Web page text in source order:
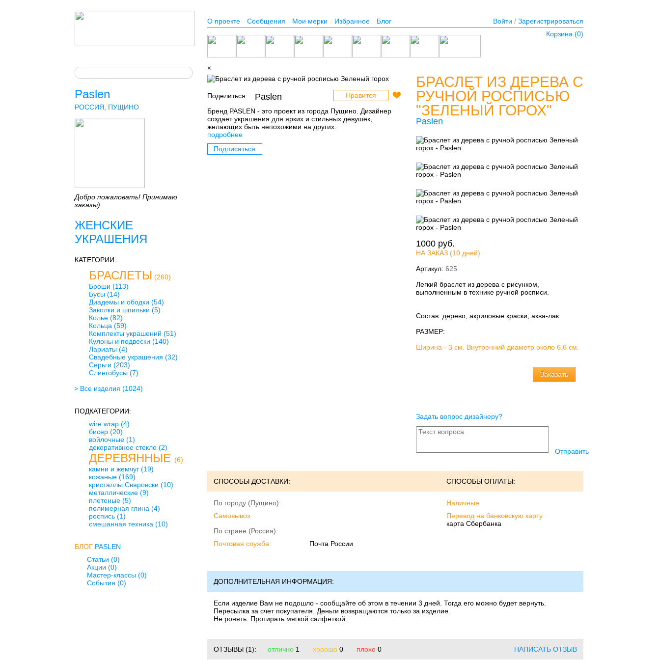
О проекте Сообщения Мои мерки Избранное Блог Войти / Зарегистрироваться
Корзина (0)
Paslen
РОССИЯ, ПУЩИНО
Добро пожаловать! Принимаю
заказы)
ЖЕНСКИЕ
УКРАШЕНИЯ
КАТЕГОРИИ:
БРАСЛЕТЫ (260)
Броши (113)
Бусы(14)
Диадемы и ободки (54)
Заколки и шпильки (5)
Колье(82)
Кольца (59)
Комплекты украшений (51)
Кулоны и подвески (140)
Лариаты(4)
Свадебные украшения (32)
Серьги (203)
Слингобусы(7)
> Все изделия (1024)
ПОДКАТЕГОРИИ:
wire wrap (4)
бисер (20)
войлочные (1)
декоративное стекло (2)
ДЕРЕВЯННЫЕ (6)
камни и жемчуг (19)
кожаные (169)
кристаллы Сваровски (10)
металлические (9)
плетеные (5)
полимерная глина (4)
роспись (1)
смешанная техника (10)
БЛОГ PASLEN
Статьи (0)
Акции (0)
Мастер-классы (0)
События (0)
×
Поделиться: Нравится
Paslen
Бренд PASLEN - это проект из города Пущино. Дизайнер
создает украшения для ярких и стильных девушек,
желающих быть непохожими на других.
подробнее
Подписаться
БРАСЛЕТ ИЗ ДЕРЕВА С
РУЧНОЙ РОСПИСЬЮ
"ЗЕЛЕНЫЙ ГОРОХ"
Paslen
1000руб.
НА ЗАКАЗ (10 дней)
Артикул: 625
Легкий браслет из дерева с рисунком,
выполненным в технике ручной росписи.
Состав: дерево, акриловые краски, аква-лак
РАЗМЕР:
Ширина - 3 см. Внутренний диаметр около 6,6 см.
Задать вопрос дизайнеру?
Отправить
СПОСОБЫ ДОСТАВКИ: СПОСОБЫ ОПЛАТЫ:
По городу (Пущино):
Cамовывоз
По стране (Россия):
Почтовая служба
Почта России
Наличные
Перевод на банковскую карту
карта Сбербанка
ДОПОЛНИТЕЛЬНАЯ ИНФОРМАЦИЯ:
Если изделие Вам не подошло - сообщайте об этом в течении 3 дней. Тогда его можно будет вернуть.
Пересылка за счет покупателя. Деньги возвращаются только за изделие.
Не ронять. Протирать мягкой салфеткой.
ОТЗЫВЫ(1): отлично1 хорошо0 плохо0 НАПИСАТЬ ОТЗЫВ